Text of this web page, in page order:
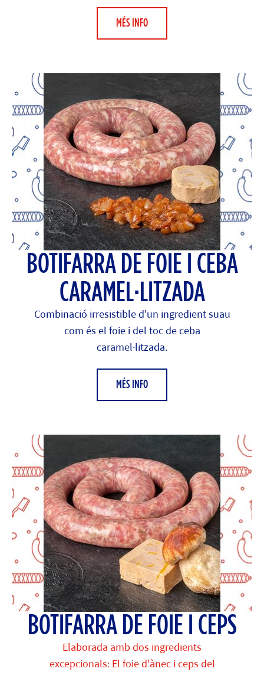
MÉS INFO
BOTIFARRA DE FOIE I CEBA
CARAMEL·LITZADA
Combinació irresistible d'un ingredient suau
com és el foie i del toc de ceba
caramel·litzada.
MÉS INFO
BOTIFARRA DE FOIE I CEPS
Elaborada amb dos ingredients
excepcionals: El foie d'ànec i ceps del